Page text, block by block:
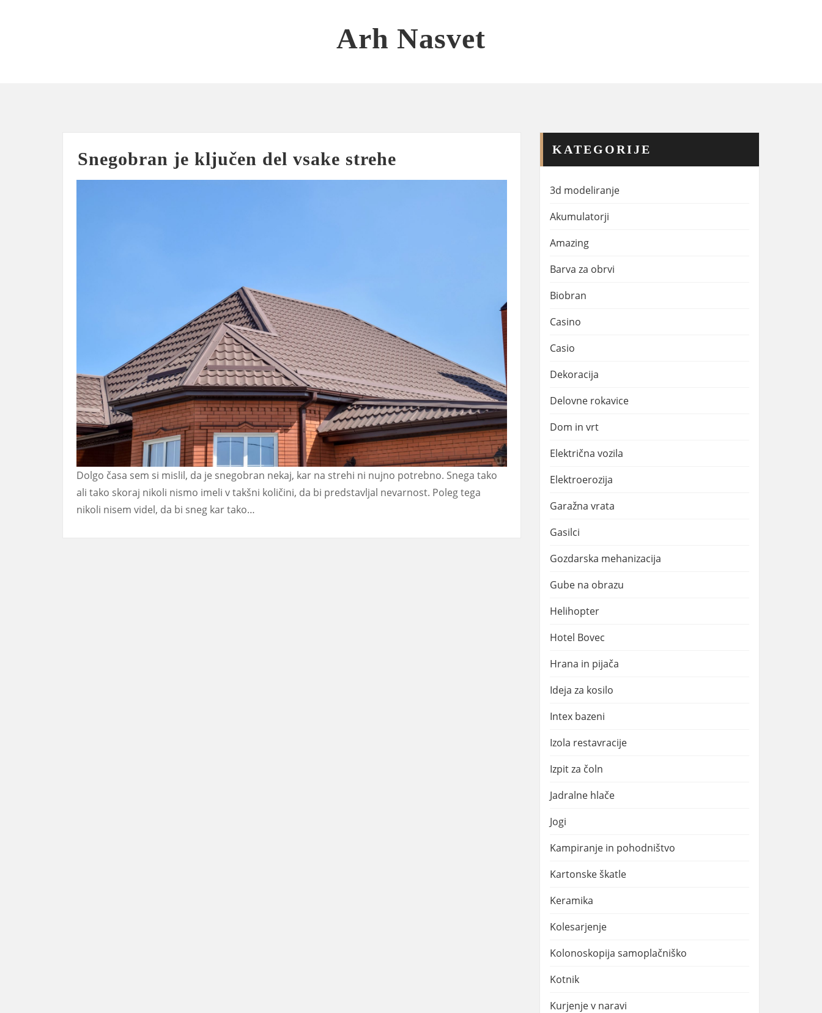
Arh Nasvet
Snegobran je ključen del vsake strehe
Dolgo časa sem si mislil, da je snegobran nekaj, kar na strehi ni nujno potrebno. Snega tako
ali tako skoraj nikoli nismo imeli v takšni količini, da bi predstavljal nevarnost. Poleg tega
nikoli nisem videl, da bi sneg kar tako…
KATEGORIJE
3d modeliranje
Akumulatorji
Amazing
Barva za obrvi
Biobran
Casino
Casio
Dekoracija
Delovne rokavice
Dom in vrt
Električna vozila
Elektroerozija
Garažna vrata
Gasilci
Gozdarska mehanizacija
Gube na obrazu
Helihopter
Hotel Bovec
Hrana in pijača
Ideja za kosilo
Intex bazeni
Izola restavracije
Izpit za čoln
Jadralne hlače
Jogi
Kampiranje in pohodništvo
Kartonske škatle
Keramika
Kolesarjenje
Kolonoskopija samoplačniško
Kotnik
Kurjenje v naravi